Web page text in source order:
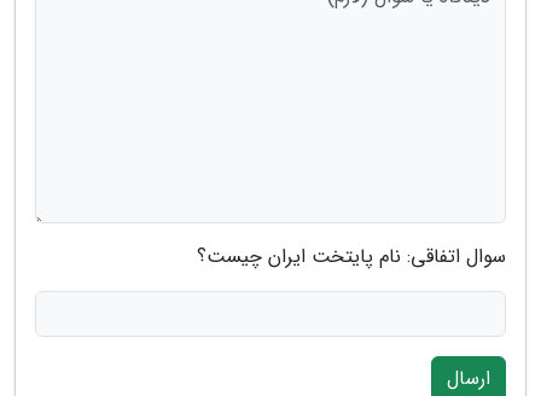
سوال اتفاقی: نام پایتخت ایران چیست؟
ارسال